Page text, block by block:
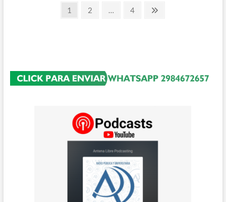
la
interrupción
PaginaciónPágina
1 Página
2 … Página
4